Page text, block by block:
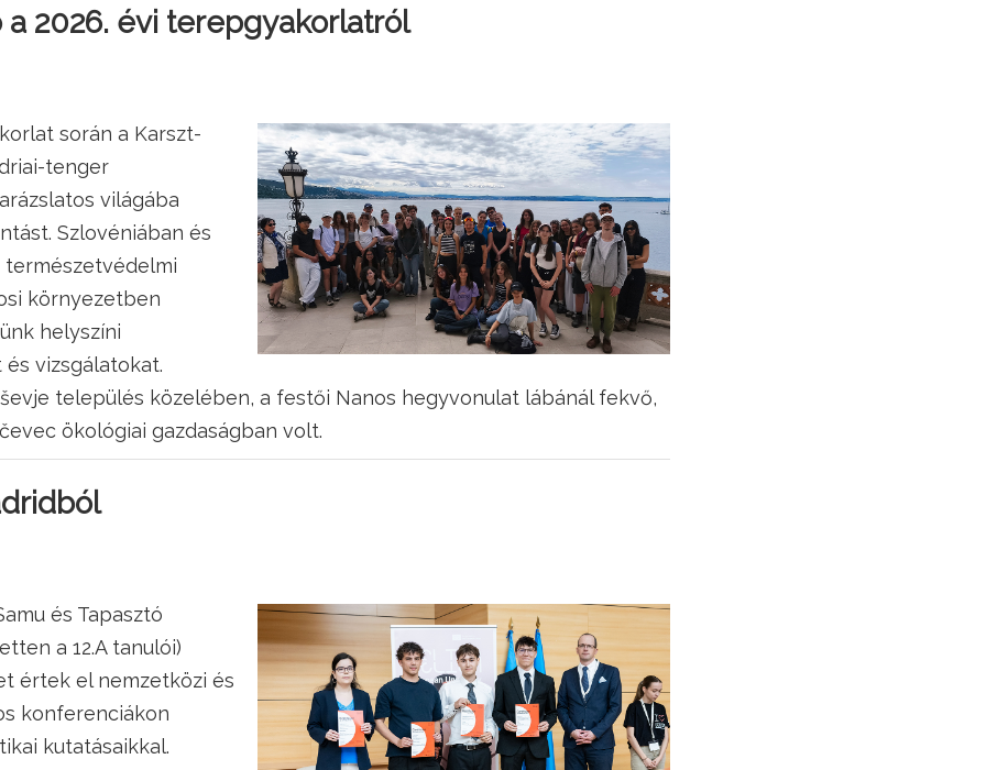
a 2026. évi terepgyakorlatról
során a Karszt-
tenger
világába
Szlovéniában és
természetvédelmi
környezetben
helyszíni
vizsgálatokat.
település közelében, a festői Nanos hegyvonulat lábánál fekvő,
ökológiai gazdaságban volt.
és Tapasztó
a 12.A tanulói)
értek el nemzetközi és
konferenciákon
kutatásaikkal.